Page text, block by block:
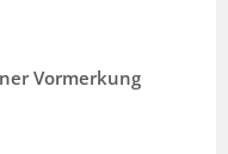
Vormerkung